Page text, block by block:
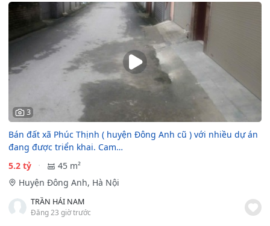
3
Bán đất xã Phúc Thịnh ( huyện Đông Anh cũ ) với nhiều dự án
đang được triển khai. Cam…
5.2 tỷ
45 m²
Huyện Đông Anh, Hà Nội
TRẦN HẢI NAM
Đăng 23 giờ trước